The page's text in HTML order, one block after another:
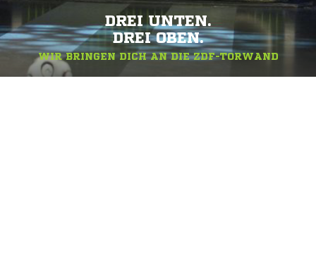
DREI UNTEN.
DREI OBEN.
WIR BRINGEN DICH AN DIE ZDF-TORWAND